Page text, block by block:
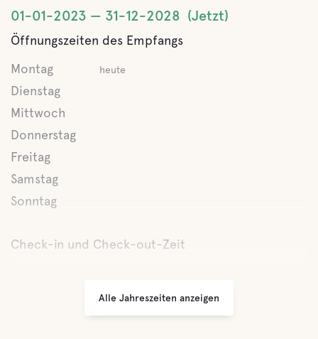
01-01-2023 31-12-2028 Jetzt
Öffnungszeiten des Empfangs
Montag
heute
Dienstag
Mittwoch
Donnerstag
Freitag
Samstag
Sonntag
Check-in und Check-out-Zeit
Alle Jahreszeiten anzeigen